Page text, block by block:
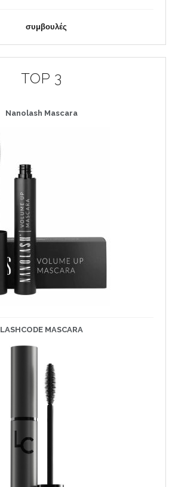
συμβουλές
TOP 3
Nanolash Mascara
LASHCODEMASCARA